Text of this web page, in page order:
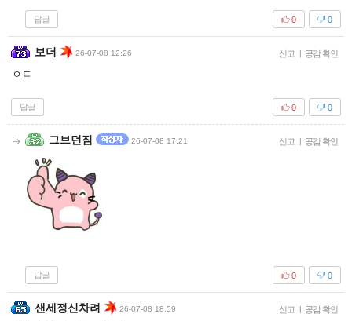
답글 0
0
보더 26-07-08 12:26 신고 | 공감 확인
ㅇㄷ
답글 0
0
그브던짐 26-07-08 17:21 신고 | 공감 확인
답글 0
0
샌세정신차려 26-07-08 18:59 신고 | 공감 확인